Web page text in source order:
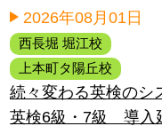
2026年08月01日
西長堀 堀江校
上本町タ陽丘校
続々変わる英検のシ
英検6級・7級 導入